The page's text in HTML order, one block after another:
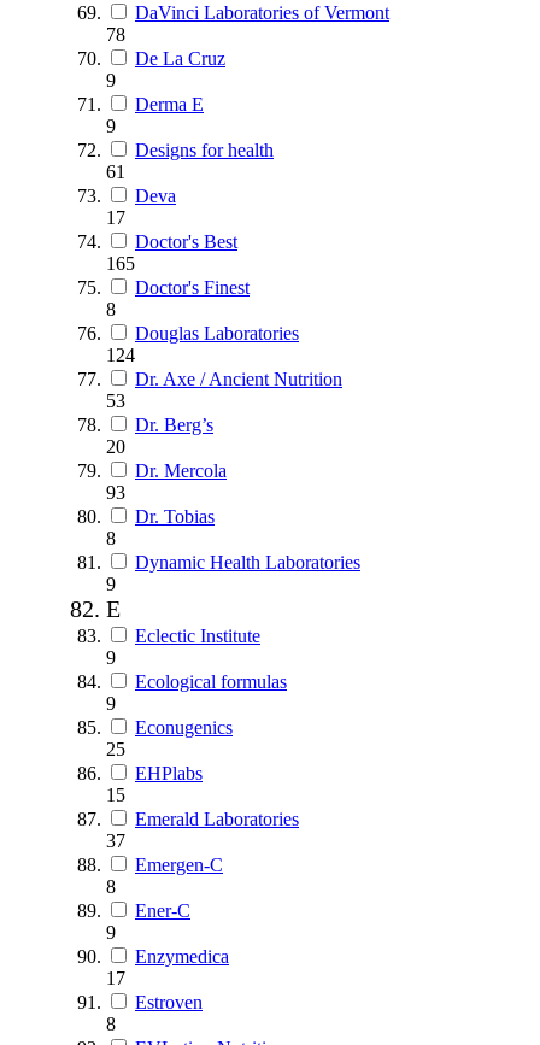
DaVinci Laboratories of Vermont
78
De La Cruz
9
Derma E
9
Designs for health
61
Deva
17
Doctor's Best
165
Doctor's Finest
8
Douglas Laboratories
124
Dr. Axe / Ancient Nutrition
53
Dr. Berg’s
20
Dr. Mercola
93
Dr. Tobias
8
Dynamic Health Laboratories
9
E
Eclectic Institute
9
Ecological formulas
9
Econugenics
25
EHPlabs
15
Emerald Laboratories
37
Emergen-C
8
Ener-C
9
Enzymedica
17
Estroven
8